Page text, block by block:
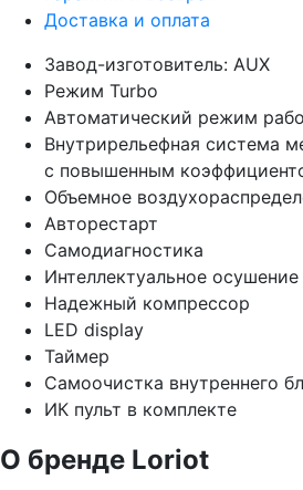
Доставка и оплата
Завод-изготовитель: AUX
Режим Turbo
Автоматический режим
Внутрирельефная система
с повышенным
Объемное
Авторестарт
Самодиагностика
Интеллектуальное осушение
Надежный компрессор
LED display
Таймер
Самоочистка внутреннего
ИК пульт в комплекте
О бренде Loriot